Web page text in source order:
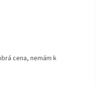
z 5 hvězdiček.
cena, nemám k